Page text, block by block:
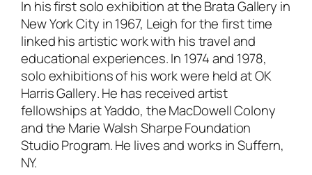
In his first solo exhibition at theBrata Gallery in
New York City in 1967, Leigh for the first time
linked his artistic work with his travel and
educational experiences. In 1974 and 1978,
solo exhibitions of his work were held atOK
Harris Gallery. He has received artist
fellowships atYaddo, theMacDowell Colony
and the Marie Walsh Sharpe Foundation
Studio Program. He lives and works in Suffern,
NY.